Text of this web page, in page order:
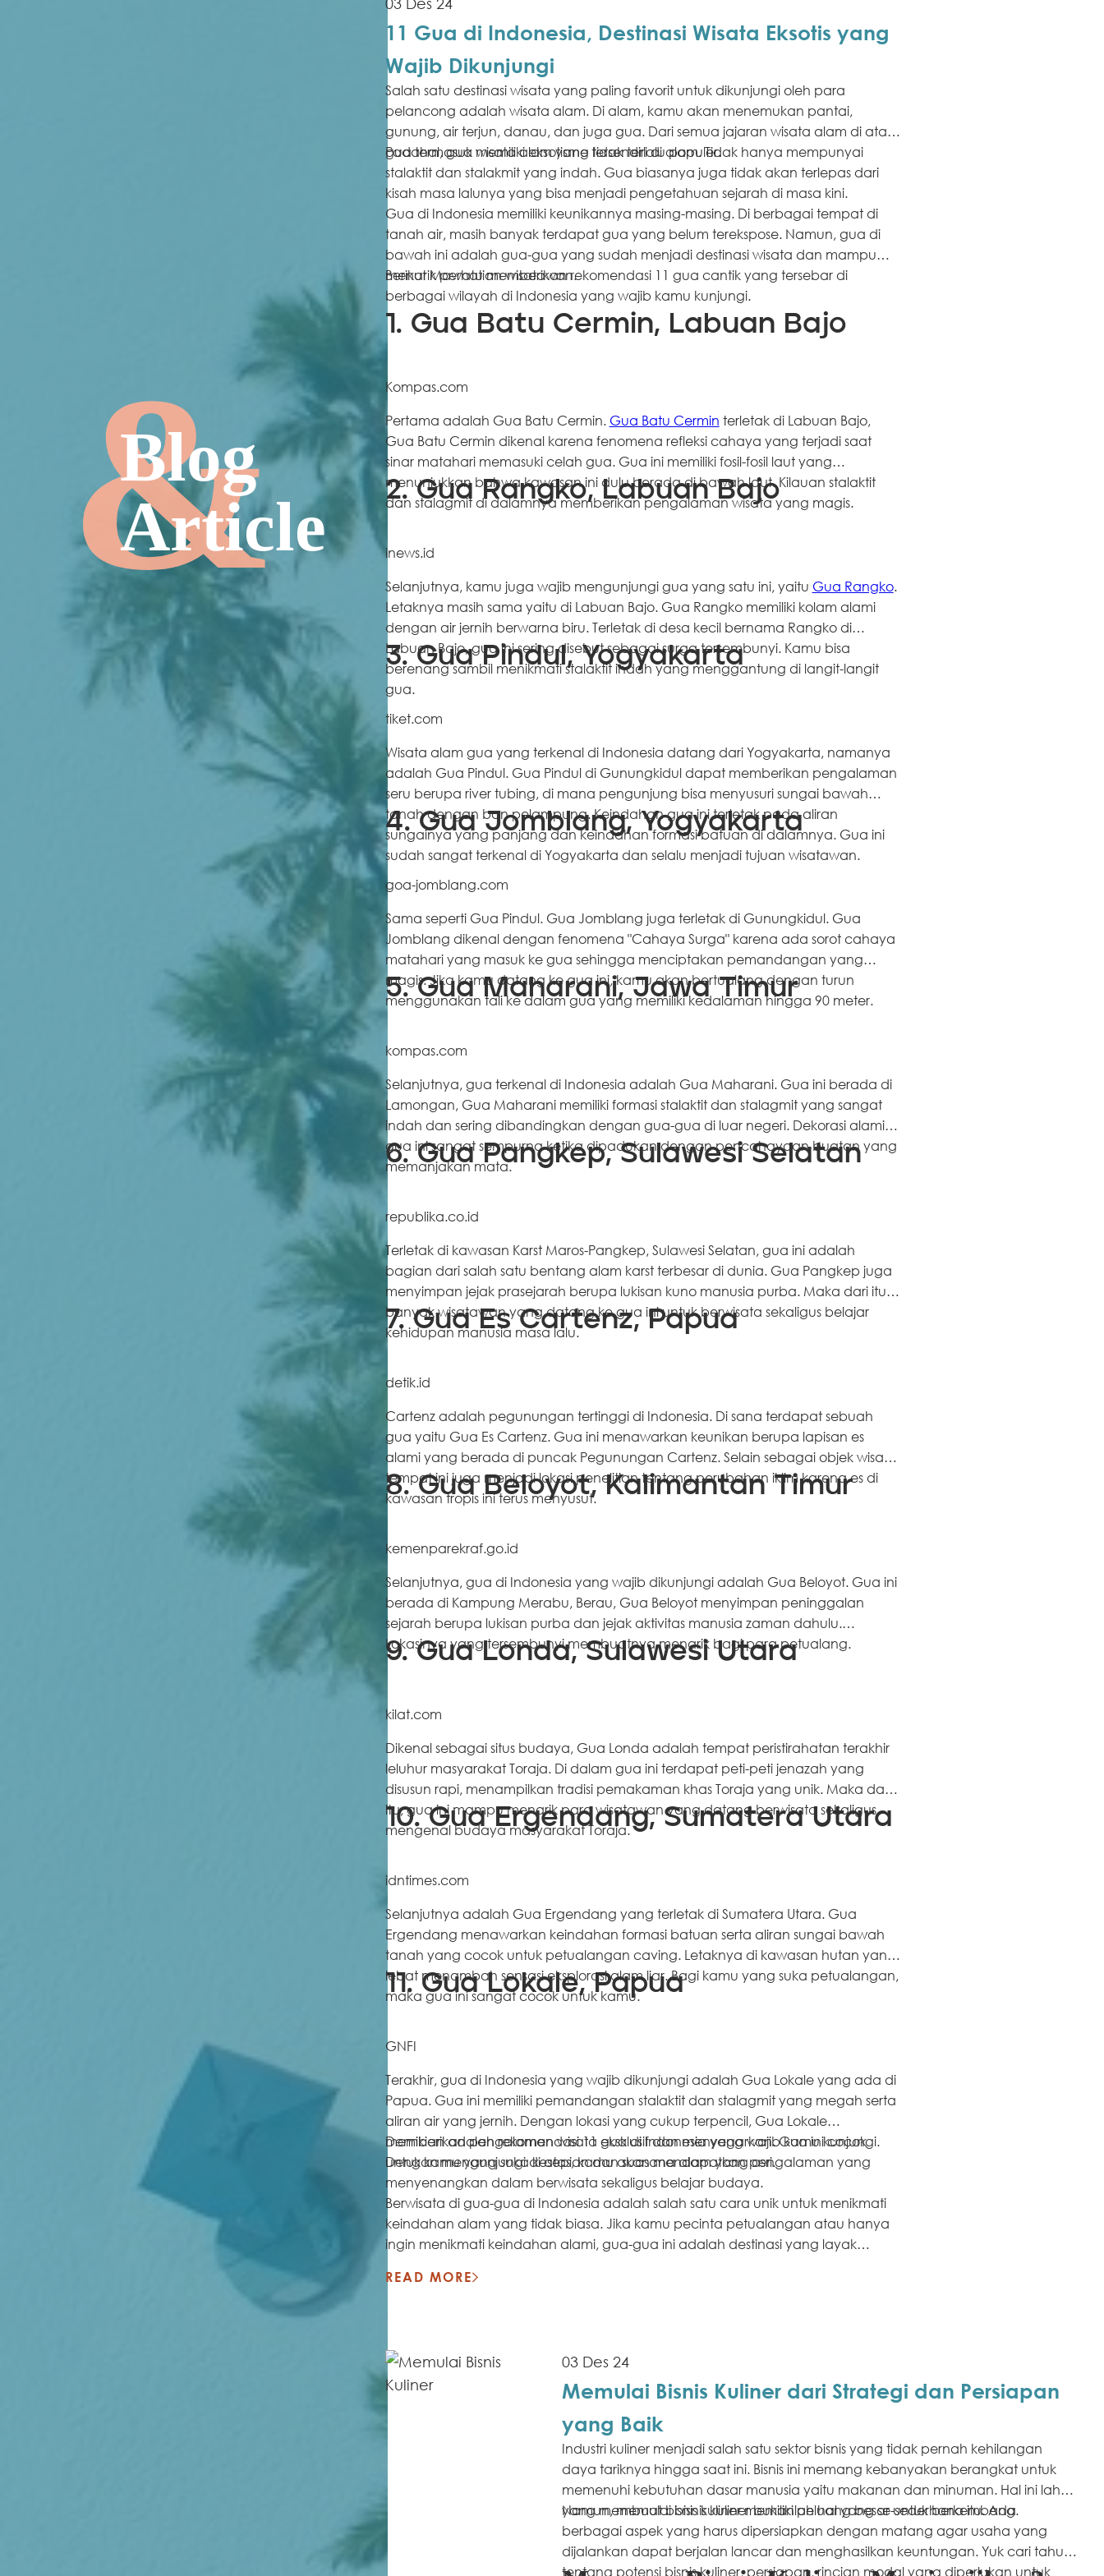
Blog
Article
11 Gua di Indonesia, Destinasi Wisata Eksotis yang
Wajib Dikunjungi
Salah satu destinasi wisata yang paling favorit untuk dikunjungi oleh para
pelancong adalah wisata alam. Di alam, kamu akan menemukan pantai,
gunung, air terjun, danau, dan juga gua. Dari semua jajaran wisata alam di atas,
gua termasuk wisata alam yang tidak terlalu populer.
Padahal, gua memiliki eksotisme tersendiri di alam. Tidak hanya mempunyai
stalaktit dan stalakmit yang indah. Gua biasanya juga tidak akan terlepas dari
kisah masa lalunya yang bisa menjadi pengetahuan sejarah di masa kini.
Gua di Indonesia memiliki keunikannya masing-masing. Di berbagai tempat di
tanah air, masih banyak terdapat gua yang belum terekspose. Namun, gua di
bawah ini adalah gua-gua yang sudah menjadi destinasi wisata dan mampu
menarik perhatian wisatawan.
Berikut Mawatu memberikan rekomendasi 11 gua cantik yang tersebar di
berbagai wilayah di Indonesia yang wajib kamu kunjungi.
1. Gua Batu Cermin, Labuan Bajo
Kompas.com
Pertama adalah Gua Batu Cermin. Gua Batu Cermin terletak di Labuan Bajo,
Gua Batu Cermin dikenal karena fenomena refleksi cahaya yang terjadi saat
sinar matahari memasuki celah gua. Gua ini memiliki fosil-fosil laut yang
menunjukkan bahwa kawasan ini dulu berada di bawah laut. Kilauan stalaktit
dan stalagmit di dalamnya memberikan pengalaman wisata yang magis.
2. Gua Rangko, Labuan Bajo
inews.id
Selanjutnya, kamu juga wajib mengunjungi gua yang satu ini, yaitu Gua Rangko.
Letaknya masih sama yaitu di Labuan Bajo. Gua Rangko memiliki kolam alami
dengan air jernih berwarna biru. Terletak di desa kecil bernama Rangko di
Labuan Bajo, gua ini sering disebut sebagai surga tersembunyi. Kamu bisa
berenang sambil menikmati stalaktit indah yang menggantung di langit-langit
gua.
3. Gua Pindul, Yogyakarta
tiket.com
Wisata alam gua yang terkenal di Indonesia datang dari Yogyakarta, namanya
adalah Gua Pindul. Gua Pindul di Gunungkidul dapat memberikan pengalaman
seru berupa river tubing, di mana pengunjung bisa menyusuri sungai bawah
tanah dengan ban pelampung. Keindahan gua ini terletak pada aliran
sungainya yang panjang dan keindahan formasi batuan di dalamnya. Gua ini
sudah sangat terkenal di Yogyakarta dan selalu menjadi tujuan wisatawan.
4. Gua Jomblang, Yogyakarta
goa-jomblang.com
Sama seperti Gua Pindul. Gua Jomblang juga terletak di Gunungkidul. Gua
Jomblang dikenal dengan fenomena "Cahaya Surga" karena ada sorot cahaya
matahari yang masuk ke gua sehingga menciptakan pemandangan yang
magis. Jika kamu datang ke gua ini, kamu akan bertualang dengan turun
menggunakan tali ke dalam gua yang memiliki kedalaman hingga 90 meter.
5. Gua Maharani, Jawa Timur
kompas.com
Selanjutnya, gua terkenal di Indonesia adalah Gua Maharani. Gua ini berada di
Lamongan, Gua Maharani memiliki formasi stalaktit dan stalagmit yang sangat
indah dan sering dibandingkan dengan gua-gua di luar negeri. Dekorasi alami di
gua ini sangat sempurna ketika dipadukan dengan pencahayaan buatan yang
memanjakan mata.
6. Gua Pangkep, Sulawesi Selatan
republika.co.id
Terletak di kawasan Karst Maros-Pangkep, Sulawesi Selatan, gua ini adalah
bagian dari salah satu bentang alam karst terbesar di dunia. Gua Pangkep juga
menyimpan jejak prasejarah berupa lukisan kuno manusia purba. Maka dari itu,
banyak wisatawan yang datang ke gua ini untuk berwisata sekaligus belajar
kehidupan manusia masa lalu.
7. Gua Es Cartenz, Papua
detik.id
Cartenz adalah pegunungan tertinggi di Indonesia. Di sana terdapat sebuah
gua yaitu Gua Es Cartenz. Gua ini menawarkan keunikan berupa lapisan es
alami yang berada di puncak Pegunungan Cartenz. Selain sebagai objek wisata,
tempat ini juga menjadi lokasi penelitian tentang perubahan iklim karena es di
kawasan tropis ini terus menyusut.
8. Gua Beloyot, Kalimantan Timur
kemenparekraf.go.id
Selanjutnya, gua di Indonesia yang wajib dikunjungi adalah Gua Beloyot. Gua ini
berada di Kampung Merabu, Berau, Gua Beloyot menyimpan peninggalan
sejarah berupa lukisan purba dan jejak aktivitas manusia zaman dahulu.
Lokasinya yang tersembunyi membuatnya menarik bagi para petualang.
9. Gua Londa, Sulawesi Utara
kilat.com
Dikenal sebagai situs budaya, Gua Londa adalah tempat peristirahatan terakhir
leluhur masyarakat Toraja. Di dalam gua ini terdapat peti-peti jenazah yang
disusun rapi, menampilkan tradisi pemakaman khas Toraja yang unik. Maka dari
itu, gua ini mampu menarik para wisatawan yang datang berwisata sekaligus
mengenal budaya masyarakat Toraja.
10. Gua Ergendang, Sumatera Utara
idntimes.com
Selanjutnya adalah Gua Ergendang yang terletak di Sumatera Utara. Gua
Ergendang menawarkan keindahan formasi batuan serta aliran sungai bawah
tanah yang cocok untuk petualangan caving. Letaknya di kawasan hutan yang
lebat menambah sensasi eksplorasi alam liar. Bagi kamu yang suka petualangan,
maka gua ini sangat cocok untuk kamu.
11. Gua Lokale, Papua
GNFI
Terakhir, gua di Indonesia yang wajib dikunjungi adalah Gua Lokale yang ada di
Papua. Gua ini memiliki pemandangan stalaktit dan stalagmit yang megah serta
aliran air yang jernih. Dengan lokasi yang cukup terpencil, Gua Lokale
memberikan pengalaman wisata eksklusif dan menyegarkan. Gua ini cocok
untuk kamu yang suka kesepian dan suasana alam yang asri.
Demikian adalah rekomendasi 11 gua di Indonesia yang wajib kamu kunjungi.
Dengan mengunjungi di atas, kamu akan mendapatkan pengalaman yang
menyenangkan dalam berwisata sekaligus belajar budaya.
Berwisata di gua-gua di Indonesia adalah salah satu cara unik untuk menikmati
keindahan alam yang tidak biasa. Jika kamu pecinta petualangan atau hanya
ingin menikmati keindahan alami, gua-gua ini adalah destinasi yang layak
READ MORE
03 Des 24
Memulai Bisnis Kuliner dari Strategi dan Persiapan
yang Baik
Industri kuliner menjadi salah satu sektor bisnis yang tidak pernah kehilangan
daya tariknya hingga saat ini. Bisnis ini memang kebanyakan berangkat untuk
memenuhi kebutuhan dasar manusia yaitu makanan dan minuman. Hal ini lah
yang membuat bisnis kuliner memiliki peluang besar untuk berkembang.
Namun, memulai bisnis kuliner bukanlah hal yang se-sederhana itu. Ada
berbagai aspek yang harus dipersiapkan dengan matang agar usaha yang
dijalankan dapat berjalan lancar dan menghasilkan keuntungan. Yuk cari tahu
tentang potensi bisnis kuliner, persiapan, rincian modal yang diperlukan untuk